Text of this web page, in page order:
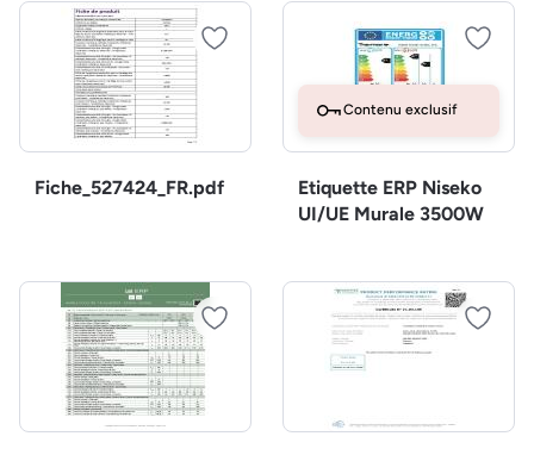
Fiche_527424_FR.pdf
Contenu exclusif
Etiquette ERP Niseko
UI/UE Murale 3500W